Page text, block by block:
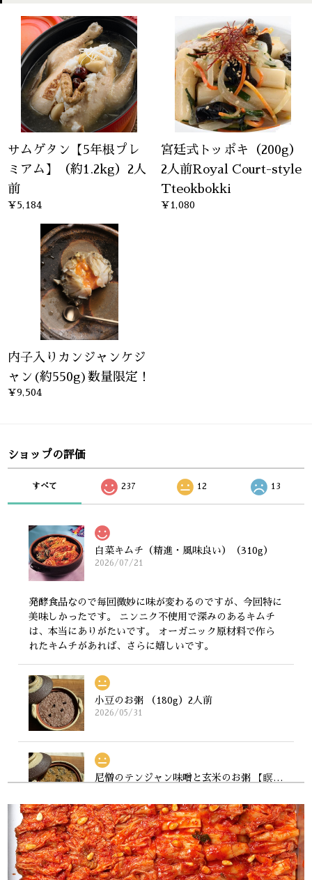
サムゲタン【5年根プレ
ミアム】（約1.2kg）2人
前
¥5,184
宮廷式トッポキ（200g）
2人前Royal Court-style
Tteokbokki
¥1,080
内子入りカンジャンケジ
ャン(約550g)数量限定！
¥9,504
ショップの評価
すべて 237 12 13
白菜キムチ（精進・風味良い）（310g）
2026/07/21
発酵食品なので毎回微妙に味が変わるのですが、今回特に
美味しかったです。 ニンニク不使用で深みのあるキムチ
は、本当にありがたいです。 オーガニック原材料で作ら
れたキムチがあれば、さらに嬉しいです。
小豆のお粥 （180g）2人前
2026/05/31
尼僧のテンジャン味噌と玄米のお粥 【瞑想する味噌。有機若大根の若葉】（180g）2人前
一週間 毎日お粥生活SET
2026/05/29